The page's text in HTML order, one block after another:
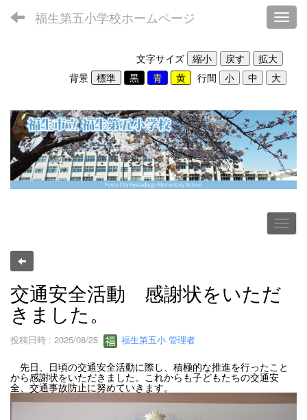
福生第五小学校ホームページ
文字サイズ
背景
行間
交通安全活動 感謝状をいただ
きました。
投稿日時 : 2025/08/25 福生第五小 管理者
先日、日頃の交通安全活動に際し、積極的な推進を行ったこと
から感謝状をいただきました。これからも子どもたちの交通安
全、交通事故防止に努めていきます。